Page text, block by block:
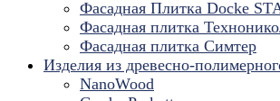
Фасадная Плитка Docke
Фасадная плитка
Фасадная плитка Симтер
Изделия из древесно-
NanoWood